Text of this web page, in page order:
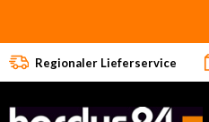
Regionaler Lieferservice